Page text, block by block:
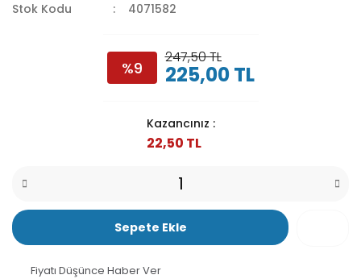
Stok Kodu 4071582
%9
247,50 TL
225,00 TL
Kazancınız :
22,50 TL
Sepete Ekle
Fiyatı Düşünce Haber Ver